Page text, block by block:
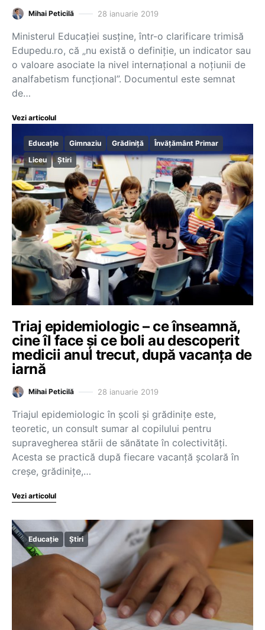
Mihai Peticilă 28 ianuarie 2019
Ministerul Educației susține, într-o clarificare trimisă
Edupedu.ro, că „nu există o definiție, un indicator sau
o valoare asociate la nivel internațional a noțiunii de
analfabetism funcțional”. Documentul este semnat
de…
Vezi articolul
Educație Gimnaziu Grădiniță
Învățământ Primar
Liceu
Știri
Triaj epidemiologic – ce înseamnă,
cine îl face și ce boli au descoperit
medicii anul trecut, după vacanța de
iarnă
Mihai Peticilă 28 ianuarie 2019
Triajul epidemiologic în școli și grădinițe este,
teoretic, un consult sumar al copilului pentru
supravegherea stării de sănătate în colectivități.
Acesta se practică după fiecare vacanță școlară în
creșe, grădinițe,…
Vezi articolul
Educație Știri